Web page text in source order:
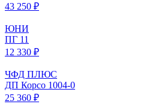
43 250 ₽
ЮНИ
ПГ 11
12 330 ₽
ЧФД ПЛЮС
ДП Корсо 1004-0
25 360 ₽